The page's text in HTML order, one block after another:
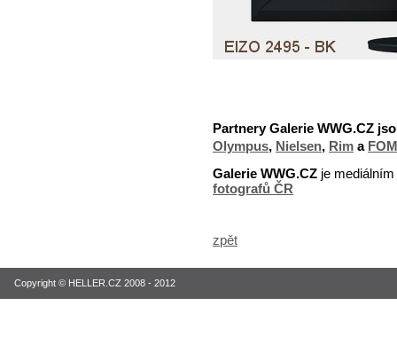
Partnery Galerie WWG.CZ
Olympus, Nielsen, Rim a
Galerie WWG.CZ je
fotografů ČR
zpět
Copyright © HELLER.CZ 2008 - 2012